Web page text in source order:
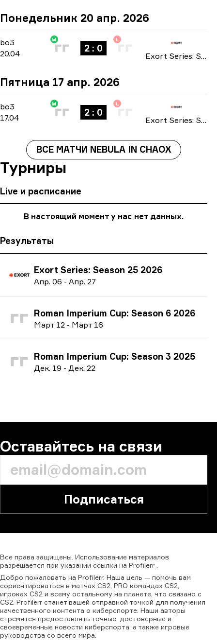
Понедельник 20 апр. 2026
bo3 Main Stage-
20.04
W
2 : 0
L
Exort Series: Season 25 2026
Пятница 17 апр. 2026
bo3 Main Stage-
17.04
W
2 : 0
L
Exort Series: Season 25 2026
ВСЕ МАТЧИ NEBULA IN CHAOX
Турниры
Live и расписание
В настоящий момент у нас нет данных.
Результаты
Exort Series: Season 25 2026
Апр. 06 - Апр. 27
Roman Imperium Cup: Season 6 2026
Март 12 - Март 16
Roman Imperium Cup: Season 3 2025
Дек. 19 - Дек. 22
Оставайтесь на связи
Подписаться
Все права защищены. Использование материалов
разрешается при указании ссылки на Profilerr
Добро пожаловать на Profilerr. Наша цель — помочь вам
сориентироваться в матчах CS2, PRO командах CS2,
игроках CS2 и всему остальному на планете, что связано с
CS2. Profilerr станет вашей отправной точкой для получения
качественного контента о киберспорте. Наши авторы
стремятся предоставлять точные, достоверные и
своевременные новости киберспорта, а также игровые
руководства со всего мира.